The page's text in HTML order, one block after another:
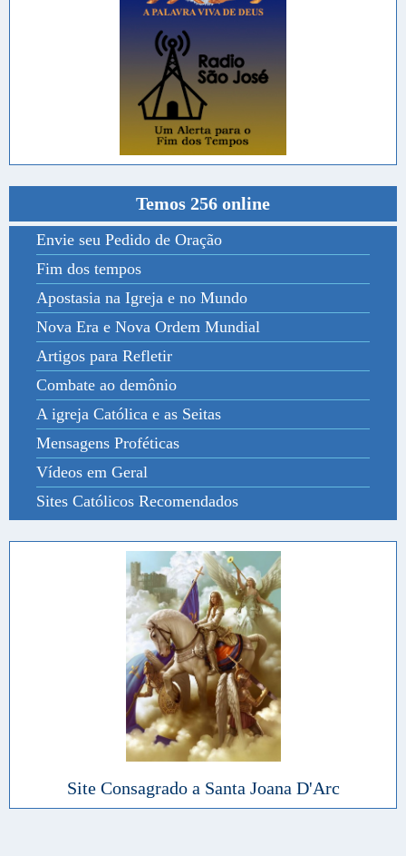
Temos 256 online
Envie seu Pedido de Oração
Fim dos tempos
Apostasia na Igreja e no Mundo
Nova Era e Nova Ordem Mundial
Artigos para Refletir
Combate ao demônio
A igreja Católica e as Seitas
Mensagens Proféticas
Vídeos em Geral
Sites Católicos Recomendados
Site Consagrado a Santa Joana D'Arc